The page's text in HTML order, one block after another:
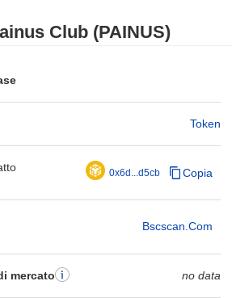
Club (PAINUS)
Token
0x6d...d5cb Copia
Bscscan.com
mercato no data